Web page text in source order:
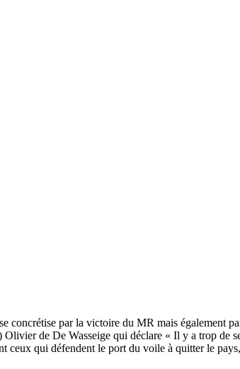
par la victoire du MR mais également
de De Wasseige qui déclare « Il y a trop de
qui défendent le port du voile à quitter le